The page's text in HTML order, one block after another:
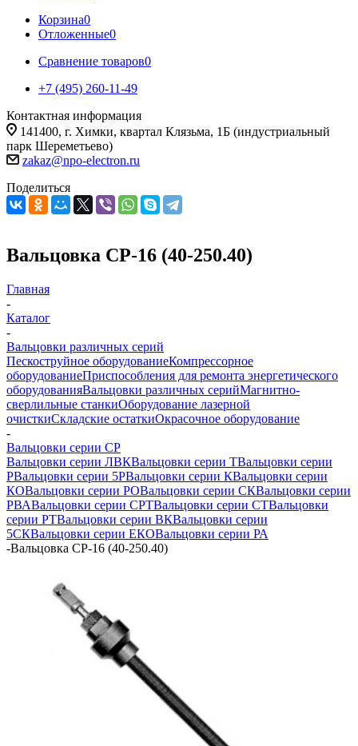
Корзина0
Отложенные0
Сравнение товаров0
+7 (495) 260-11-49
Контактная информация
141400, г. Химки, квартал Клязьма, 1Б (индустриальный
парк Шереметьево)
zakaz@npo-electron.ru
Поделиться
Вальцовка СР-16 (40-250.40)
Главная
-
Каталог
-
Вальцовки различных серий
Пескоструйное оборудованиеКомпрессорное
оборудованиеПриспособления для ремонта энергетического
оборудованияВальцовки различных серийМагнитно-
сверлильные станкиОборудование лазерной
очисткиСкладские остаткиОкрасочное оборудование
-
Вальцовки серии СР
Вальцовки серии ЛВКВальцовки серии ТВальцовки серии
РВальцовки серии 5РВальцовки серии КВальцовки серии
КОВальцовки серии РОВальцовки серии СКВальцовки серии
РВАВальцовки серии СРТВальцовки серии СТВальцовки
серии РТВальцовки серии ВКВальцовки серии
5СКВальцовки серии ЕКОВальцовки серии РА
-Вальцовка СР-16 (40-250.40)